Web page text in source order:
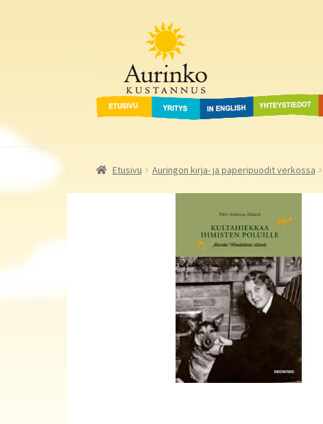
navigointiin
Aurinko Kustannus
Etusivu Yritys In English Yhteystiedot
Etusivu Auringon kirja- ja paperipuodit verkossa